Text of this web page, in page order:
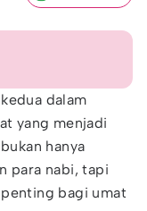
dalam
yang menjadi
hanya
para nabi, tapi
bagi umat